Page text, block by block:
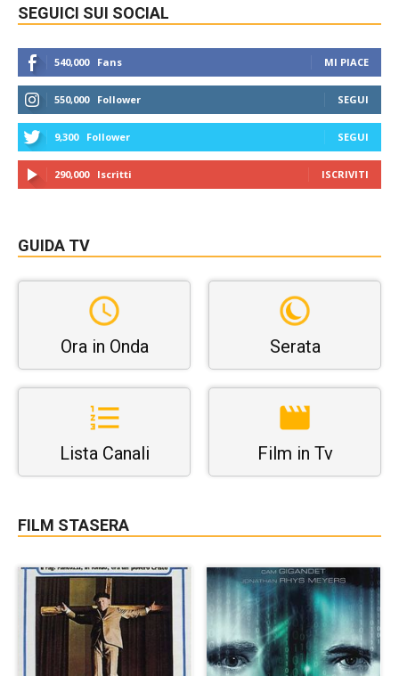
SEGUICI SUI SOCIAL
540,000 Fans MI PIACE
550,000 Follower SEGUI
9,300 Follower SEGUI
290,000 Iscritti ISCRIVITI
GUIDA TV
Ora in Onda Serata
Lista Canali Film in Tv
FILM STASERA